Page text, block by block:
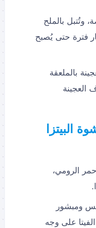
بالملح
فترة حتى يُصبح
بالملعقة
العجينة
البيتزا
الرومي،
ومبشور
الفيتا على وجه